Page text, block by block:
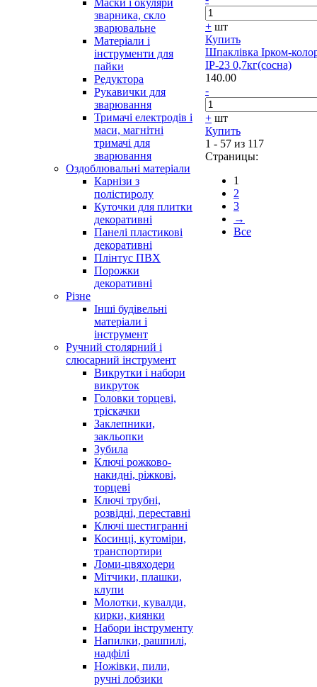
Маски і окуляри
зварника, скло
зварювальне
Матеріали і
інструменти для
пайки
Редуктора
Рукавички для
зварювання
Тримачі електродів і
маси, магнітні
тримачі для
зварювання
Оздоблювальні матеріали
Карнізи з
полістиролу
Куточки для плитки
декоративні
Панелі пластикові
декоративні
Плінтус ПВХ
Порожки
декоративні
Різне
Інші будівельні
матеріали і
інструмент
Ручний столярний і
слюсарний інструмент
Викрутки і набори
викруток
Головки торцеві,
тріскачки
Заклепники,
закльопки
Зубила
Ключі рожково-
накидні, ріжкові,
торцеві
Ключі трубні,
розвідні, переставні
Ключі шестигранні
Косинці, кутоміри,
транспортири
Ломи-цвяходери
Мітчики, плашки,
клупи
Молотки, кувалди,
кирки, киянки
Набори інструменту
Напилки, рашпилі,
надфілі
Ножівки, пили,
ручні лобзики
+ шт
Купить
Шпаклівка Ірком-
ІР-23 0,7кг(сосна)
140.00
-
+ шт
Купить
1 - 57 из 117
Страницы:
1
2
3
→
Все